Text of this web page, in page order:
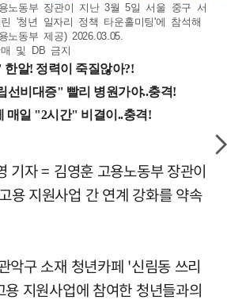
노동부 장관이 지난 3월 5일 서울 중구 서
'청년 일자리 정책 타운홀미팅'에 참석해
노동부 제공) 2026.03.05.
매 및 DB 금지
기자 = 김영훈 고용노동부 장관이
용 지원사업 간 연계 강화를 약속
악구 소재 청년카페 '신림동 쓰리
지원사업에 참여한 청년들과의